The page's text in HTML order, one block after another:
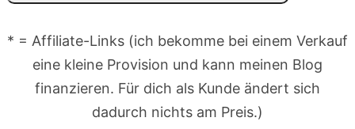
* = Affiliate-Links (ich bekomme bei einem Verkauf
eine kleine Provision und kann meinen Blog
finanzieren. Für dich als Kunde ändert sich
dadurch nichts am Preis.)